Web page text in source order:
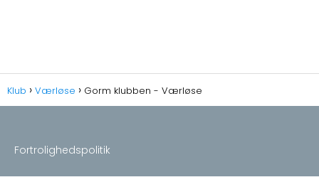
Klub Værløse Gorm klubben - Værløse
Fortrolighedspolitik